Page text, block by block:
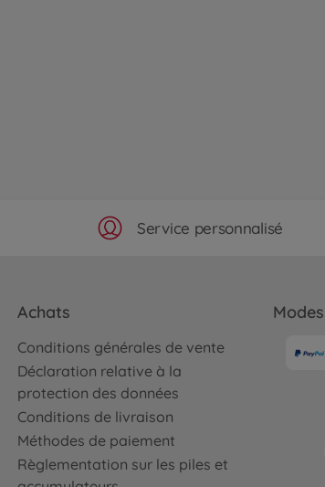
Service personnalisé
Achats
Conditions générales de vente
Déclaration relative à la
protection des données
Conditions de livraison
Méthodes de paiement
Règlementation sur les piles et